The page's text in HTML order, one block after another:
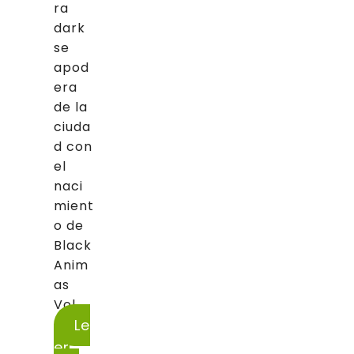
ra
dark
se
apod
era
de la
ciuda
d con
el
naci
mient
o de
Black
Anim
as
Vol....
Le
er